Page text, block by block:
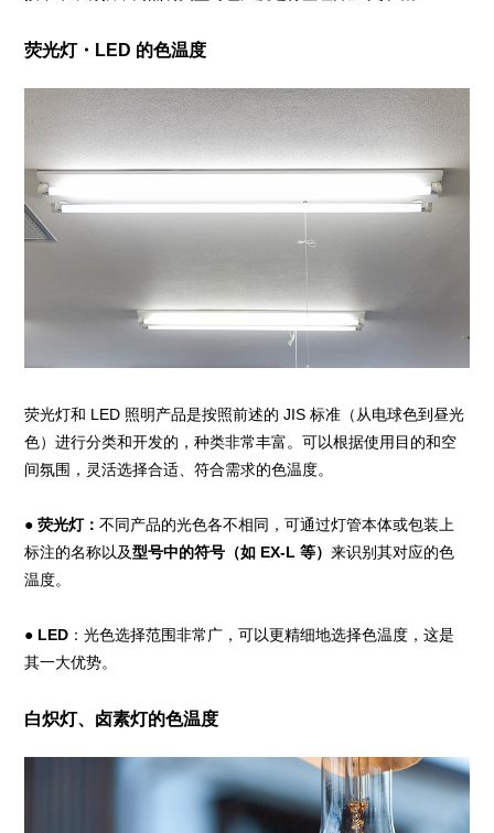
荧光灯・LED 的色温度
荧光灯和 LED 照明产品是按照前述的 JIS 标准（从电球色到昼光
色）进行分类和开发的，种类非常丰富。可以根据使用目的和空
间氛围，灵活选择合适、符合需求的色温度。
●荧光灯：不同产品的光色各不相同，可通过灯管本体或包装上
标注的名称以及型号中的符号（如 EX-L 等）来识别其对应的色
温度。
● LED ：光色选择范围非常广，可以更精细地选择色温度，这是
其一大优势。
白炽灯、卤素灯的色温度